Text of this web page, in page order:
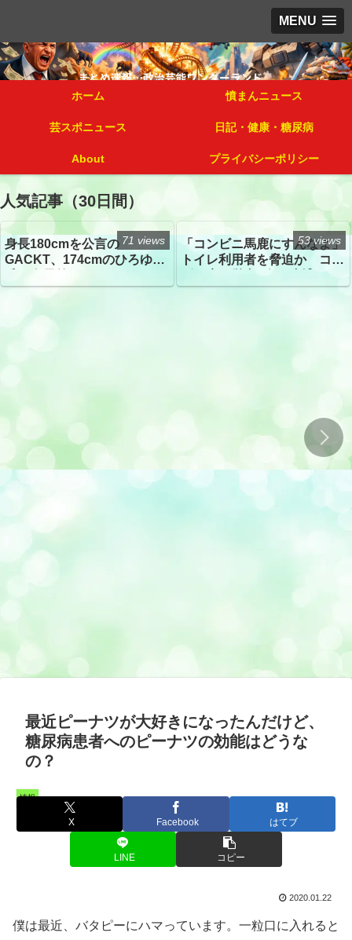
MENU
ホーム 憤まんニュース
芸スポニュース 日記・健康・糖尿病
About プライバシーポリシー
人気記事（30日間）
身長180cmを公言の
GACKT、174cmのひろゆき
トざわつき イベントでの写
71 views
「コンビニ馬鹿にすんなよ」
トイレ利用者を脅迫か コン
53 views
最近ピーナツが大好きになったんだけど、
糖尿病患者へのピーナツの効能はどうな
の？
情報
X Facebook はてブ
LINE コピー
2020.01.22
僕は最近、バタピーにハマっています。一粒口に入れると